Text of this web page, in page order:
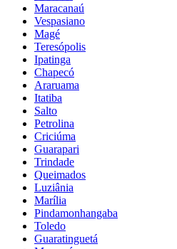
Maracanaú
Vespasiano
Magé
Teresópolis
Ipatinga
Chapecó
Araruama
Itatiba
Salto
Petrolina
Criciúma
Guarapari
Trindade
Queimados
Luziânia
Marília
Pindamonhangaba
Toledo
Guaratinguetá